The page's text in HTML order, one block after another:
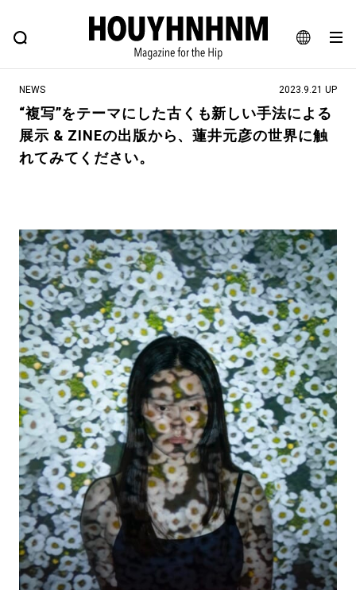
JA
EN
FEATURE BLOG SNAP
ヒップなファッション、カルチャー、ライフスタイルWEBマガジン
#注目のタグ
#NEW VINTAGE #マイナーグッド図鑑
#路地裏てぃーん。 #MONTHLY JOURNAL
#GH 銘品の所以 #フイナムのYouTube
#Commune H #FOCUS IT #AH.H
#ととけん #FASHION #MUSIC #MOVIE
#LIFESTYLE #SNEAKER #OUTDOOR
#SPORTS #HANDSOME HANDBOOK
NEWS 2023.9.21 UP
“複写”をテーマにした古くも新しい手法による
展示 & ZINEの出版から、蓮井元彦の世界に触
れてみてください。